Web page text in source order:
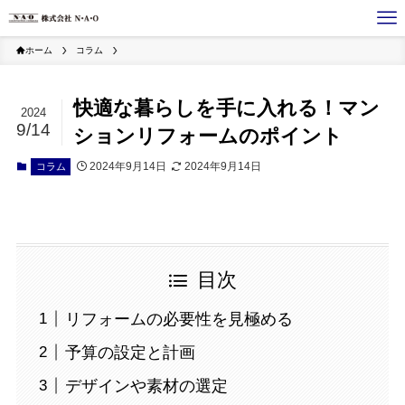
ホーム コラム
快適な暮らしを手に入れる！マン
ションリフォームのポイント
2024
9/14
コラム 2024年9月14日 2024年9月14日
目次
リフォームの必要性を見極める
予算の設定と計画
デザインや素材の選定